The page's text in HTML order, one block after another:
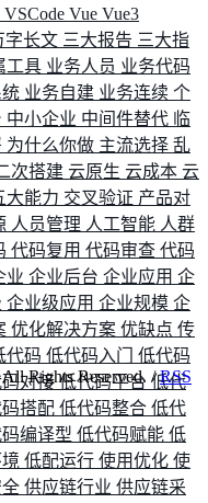
VSCode Vue Vue3
字长文 三大报告 三大指
工具 业务人员 业务代码
业务自建 业务连续 个
中小企业 中间件替代 临
为什么你做 主流选择 乱
次搭建 云原生 云成本 云
大能力 交叉验证 产品对
人员管理 人工智能 人群
代码复用 代码审查 代码
业 企业后台 企业应用 企
企业级应用 企业规模 企
优化解决方案 优缺点 传
代码 低代码入门 低代码
码对接低代码平台 低代
搭配 低代码整合 低代
编译型 低代码赋能 低
低配运行 使用优化 使
供应链行业 供应链采
Rights Reserved. /RSS